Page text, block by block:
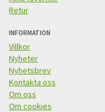
Retur
INFORMATION
Villkor
Nyheter
Nyhetsbrev
Kontakta oss
Om oss
Om cookies